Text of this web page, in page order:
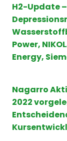
H2-Update
Power,
Energy,
Nagarro
2022